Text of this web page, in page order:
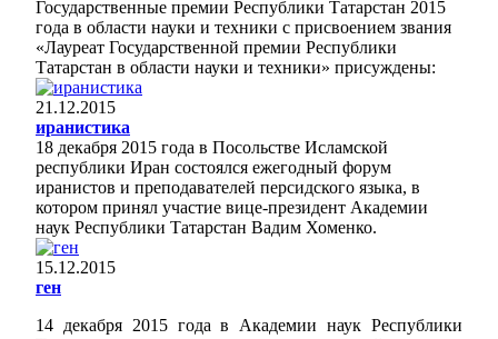
Государственные премии Республики Татарстан 2015
года в области науки и техники с присвоением звания
«Лауреат Государственной премии Республики
Татарстан в области науки и техники» присуждены:
21.12.2015
иранистика
18 декабря 2015 года в Посольстве Исламской
республики Иран состоялся ежегодный форум
иранистов и преподавателей персидского языка, в
котором принял участие вице-президент Академии
наук Республики Татарстан Вадим Хоменко.
15.12.2015
ген
14 декабря 2015 года в Академии наук Республики